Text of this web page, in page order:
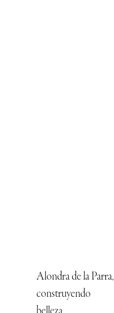
Alondra de la Parra,
construyendo